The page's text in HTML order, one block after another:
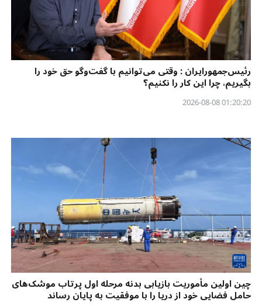
رئیس‌جمهورایران : وقتی می‌توانیم با گفت‌وگو حق خود را
بگیریم، چرا این کار را نکنیم؟
01:20:20 2026-08-08
چین اولین مأموریت بازیابی بدنه مرحله اول پرتاب موشک‌های
حامل فضایی خود از دریا را با موفقیت به پایان رساند